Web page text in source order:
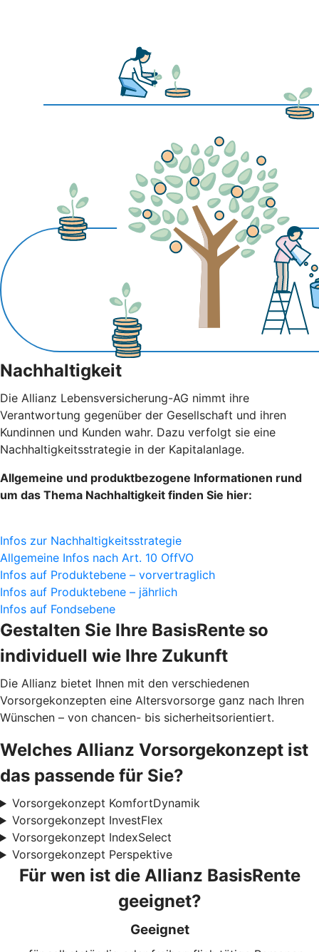
Nachhaltigkeit
Die Allianz Lebensversicherung-AG nimmt ihre
Verantwortung gegenüber der Gesellschaft und ihren
Kundinnen und Kunden wahr. Dazu verfolgt sie eine
Nachhaltigkeitsstrategie in der Kapitalanlage.
Allgemeine und produktbezogene Informationen rund
um das Thema Nachhaltigkeit finden Sie hier:
Infos zur Nachhaltigkeitsstrategie
Allgemeine Infos nach Art. 10 OffVO
Infos auf Produktebene – vorvertraglich
Infos auf Produktebene – jährlich
Infos auf Fondsebene
Gestalten Sie Ihre BasisRente so
individuell wie Ihre Zukunft
Die Allianz bietet Ihnen mit den verschiedenen
Vorsorgekonzepten eine Altersvorsorge ganz nach Ihren
Wünschen – von chancen- bis sicherheitsorientiert.
Welches Allianz Vorsorgekonzept ist
das passende für Sie?
Vorsorgekonzept KomfortDynamik
Vorsorgekonzept InvestFlex
Vorsorgekonzept IndexSelect
Vorsorgekonzept Perspektive
Für wen ist die Allianz BasisRente
geeignet?
Geeignet